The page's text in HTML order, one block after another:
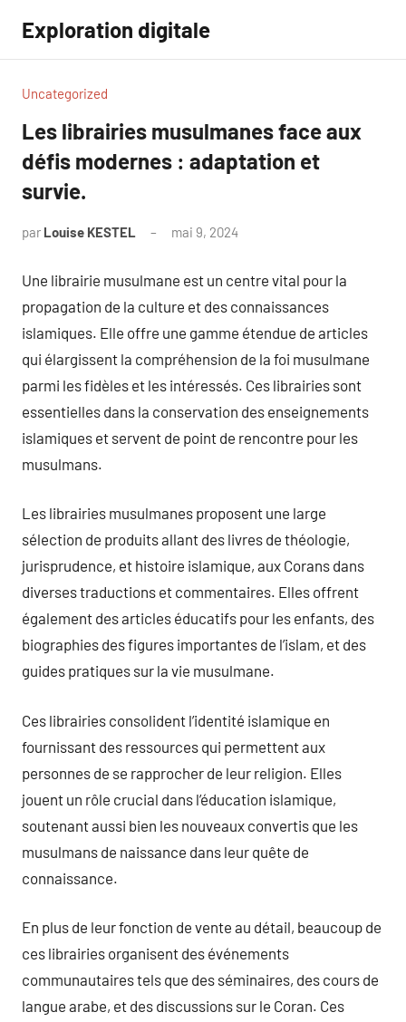
contenu
Exploration digitale
Uncategorized
Les librairies musulmanes face aux
défis modernes : adaptation et
survie.
par Louise KESTEL mai 9, 2024
Une librairie musulmane est un centre vital pour la
propagation de la culture et des connaissances
islamiques. Elle offre une gamme étendue de articles
qui élargissent la compréhension de la foi musulmane
parmi les fidèles et les intéressés. Ces librairies sont
essentielles dans la conservation des enseignements
islamiques et servent de point de rencontre pour les
musulmans.
Les librairies musulmanes proposent une large
sélection de produits allant des livres de théologie,
jurisprudence, et histoire islamique, aux Corans dans
diverses traductions et commentaires. Elles offrent
également des articles éducatifs pour les enfants, des
biographies des figures importantes de l’islam, et des
guides pratiques sur la vie musulmane.
Ces librairies consolident l’identité islamique en
fournissant des ressources qui permettent aux
personnes de se rapprocher de leur religion. Elles
jouent un rôle crucial dans l’éducation islamique,
soutenant aussi bien les nouveaux convertis que les
musulmans de naissance dans leur quête de
connaissance.
En plus de leur fonction de vente au détail, beaucoup de
ces librairies organisent des événements
communautaires tels que des séminaires, des cours de
langue arabe, et des discussions sur le Coran. Ces